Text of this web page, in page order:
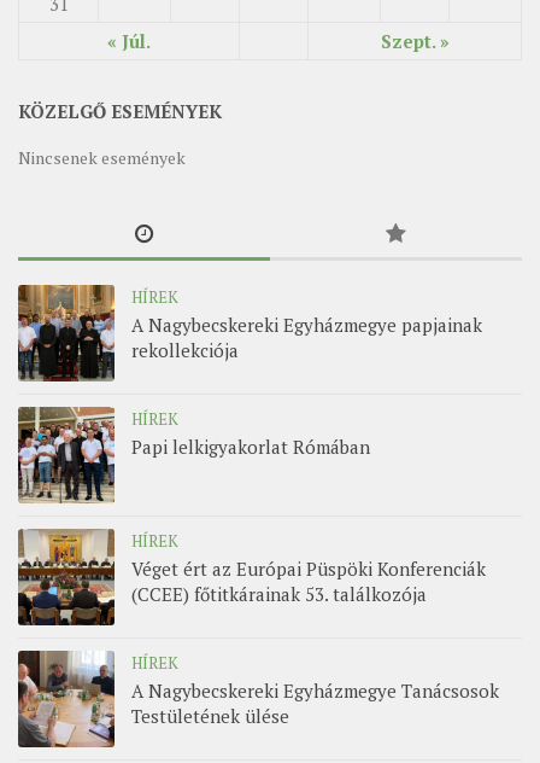
« Júl. Szept. »
KÖZELGŐ ESEMÉNYEK
Nincsenek események
HÍREK
A Nagybecskereki Egyházmegye papjainak
rekollekciója
HÍREK
Papi lelkigyakorlat Rómában
HÍREK
Véget ért az Európai Püspöki Konferenciák
(CCEE) főtitkárainak 53. találkozója
HÍREK
A Nagybecskereki Egyházmegye Tanácsosok
Testületének ülése